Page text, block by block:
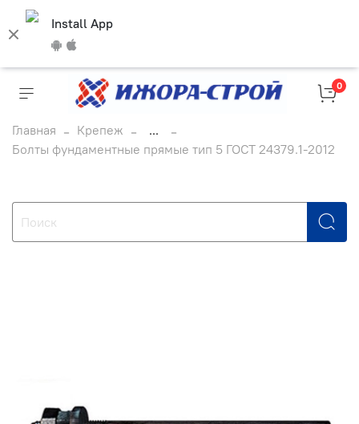
Install App
0
Главная Крепеж
...
Болты фундаментные прямые тип 5 ГОСТ 24379.1-2012